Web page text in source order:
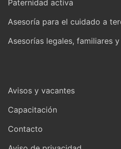
Paternidad activa
Asesoría para el cuidado a
Asesorías legales, familiares
Avisos y vacantes
Capacitación
Contacto